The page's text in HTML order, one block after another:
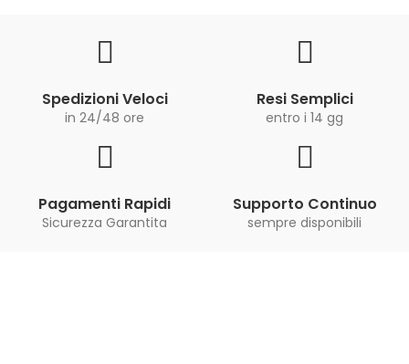
Spedizioni Veloci
in 24/48 ore
Resi Semplici
entro i 14 gg
Pagamenti Rapidi
Sicurezza Garantita
Supporto Continuo
sempre disponibili